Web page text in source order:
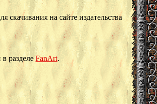
на сайте издательства
в разделеFanArt.